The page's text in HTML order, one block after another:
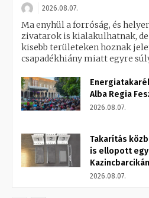
2026.08.07.
Ma enyhül a forróság, és
zivatarok is kialakulhatnak,
kisebb területeken hoznak
csapadékhiány miatt egyre
Alba Regia
2026.08.07.
Takarítás
is ellopott
Kazincbarcikán
2026.08.07.